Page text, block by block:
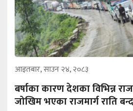
आइतबार, साउन २४, २०८३
बर्षाका कारण देशका विभिन्न
जोखिम भएका राजमार्ग राति बन्द